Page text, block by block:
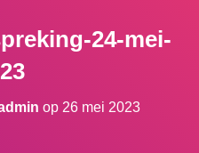
24-mei-
op 26 mei 2023